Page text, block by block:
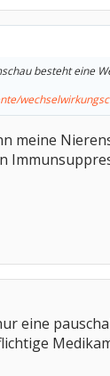
besteht eine
meine
eine